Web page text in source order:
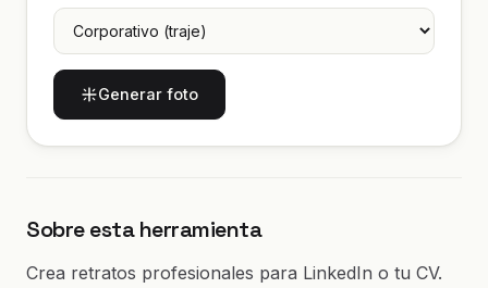
Generar foto
Sobre esta herramienta
Crea retratos profesionales para LinkedIn o tu CV.